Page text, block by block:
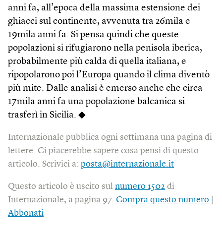
anni fa, all’epoca della massima estensione dei
ghiacci sul continente, avvenuta tra 26mila e
19mila anni fa. Si pensa quindi che queste
popolazioni si rifugiarono nella penisola iberica,
probabilmente più calda di quella italiana, e
ripopolarono poi l’Europa quando il clima diventò
più mite. Dalle analisi è emerso anche che circa
17mila anni fa una popolazione balcanica si
trasferì in Sicilia. ◆
Internazionale pubblica ogni settimana una pagina di
lettere. Ci piacerebbe sapere cosa pensi di questo
articolo. Scrivici a: posta@internazionale.it
Questo articolo è uscito sul numero 1502 di
Internazionale, a pagina 97. Compra questo numero
Abbonati